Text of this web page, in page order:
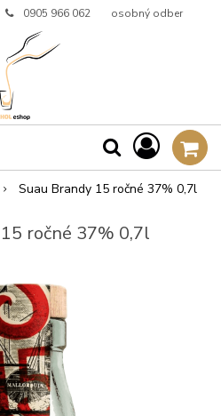
0905 966 062 osobný odber
Suau Brandy 15 ročné 37% 0,7l
ročné 37% 0,7l